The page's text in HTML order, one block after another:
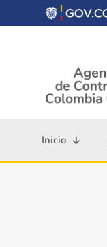
Inicio